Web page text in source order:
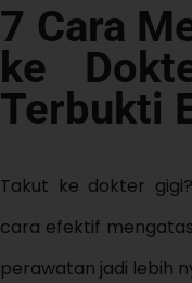
7 Cara
ke
Terbukti
Takut ke dokter
cara efektif
perawatan jadi lebih